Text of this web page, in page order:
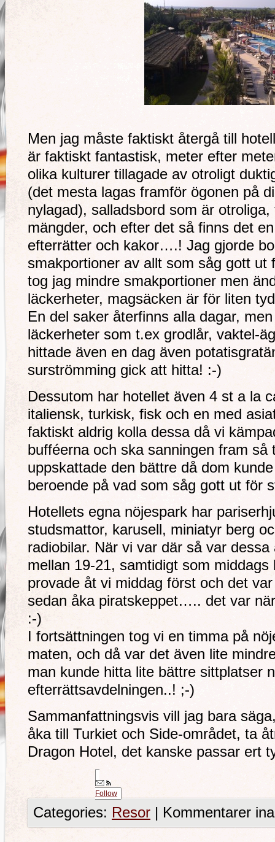
Men jag måste faktiskt återgå till
är faktiskt fantastisk, meter efter
olika kulturer tillagade av otroligt
(det mesta lagas framför ögonen på
nylagad), salladsbord som är
mängder, och efter det så finns det
efterrätter och kakor….! Jag gjorde
smakportioner av allt som såg gott ut
tog jag mindre smakportioner men
läckerheter, magsäcken är för liten
En del saker återfinns alla dagar,
läckerheter som t.ex grodlår, vaktel-
hittade även en dag även
surströmming gick att hitta! :-)
Dessutom har hotellet även 4 st a la
italiensk, turkisk, fisk och en med
faktiskt aldrig kolla dessa då vi
bufféerna och ska sanningen fram så
uppskattade den bättre då dom
beroende på vad som såg gott ut för
Hotellets egna nöjespark har
studsmattor, karusell, miniatyr berg
radiobilar. När vi var där så var
mellan 19-21, samtidigt som
provade åt vi middag först och det
sedan åka piratskeppet….. det var
:-)
I fortsättningen tog vi en timma på
maten, och då var det även lite
man kunde hitta lite bättre sittplatser
efterrättsavdelningen..! ;-)
Sammanfattningsvis vill jag bara
åka till Turkiet och Side-området, ta
Dragon Hotel, det kanske passar ert
Follow
Categories: Resor | Kommentarer